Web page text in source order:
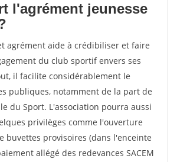
l'agrément jeunesse
agrément aide à crédibiliser et faire
du club sportif envers ses
il facilite considérablement le
publiques, notamment de la part de
du Sport. L'association pourra aussi
privilèges comme l'ouverture
buvettes provisoires (dans l'enceinte
allégé des redevances SACEM